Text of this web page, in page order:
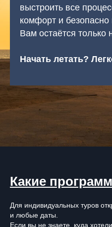
выстроить все
комфорт и безопасно
Вам остаётся только
Начать летать?
Какие
Для индивидуальных туров
и любые даты.
Если вы не знаете, куда